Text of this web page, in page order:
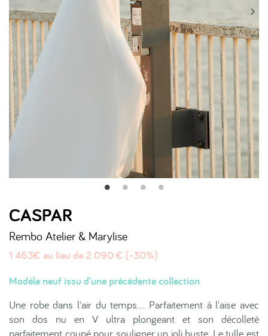
CASPAR
Rembo Atelier & Marylise
1 463€ au lieu de 2 090 € (-30%)
Modèle neuf issu d'une précédente collection
Une robe dans l'air du temps... Parfaitement à l'aise avec
son dos nu en V ultra plongeant et son décolleté